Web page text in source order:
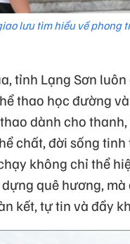
lưu tìm hiểu về phong
tỉnh Lạng Sơn
thao học đường
dành cho
chất, đời sống
không chỉ thể
quê hương,
kết, tự tin và đầy